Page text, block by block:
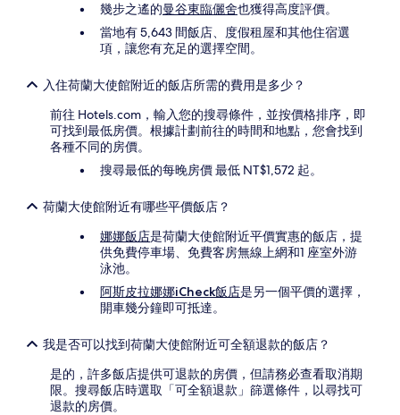
幾步之遙的曼谷東臨儷舍也獲得高度評價。
當地有 5,643 間飯店、度假租屋和其他住宿選
項，讓您有充足的選擇空間。
入住荷蘭大使館附近的飯店所需的費用是多少？
前往 Hotels.com，輸入您的搜尋條件，並按價格排序，即
可找到最低房價。根據計劃前往的時間和地點，您會找到
各種不同的房價。
搜尋最低的每晚房價 最低 NT$1,572 起。
荷蘭大使館附近有哪些平價飯店？
娜娜飯店是荷蘭大使館附近平價實惠的飯店，提
供免費停車場、免費客房無線上網和1 座室外游
泳池。
阿斯皮拉娜娜iCheck飯店是另一個平價的選擇，
開車幾分鐘即可抵達。
我是否可以找到荷蘭大使館附近可全額退款的飯店？
是的，許多飯店提供可退款的房價，但請務必查看取消期
限。搜尋飯店時選取「可全額退款」篩選條件，以尋找可
退款的房價。